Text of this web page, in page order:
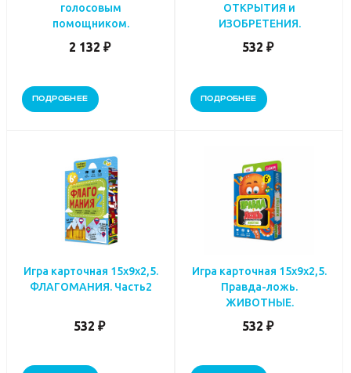
голосовым
помощником.
2 132 ₽
ПОДРОБНЕЕ
ОТКРЫТИЯ и
ИЗОБРЕТЕНИЯ.
532 ₽
ПОДРОБНЕЕ
Игра карточная 15х9х2,5.
ФЛАГОМАНИЯ. Часть2
532 ₽
Игра карточная 15х9х2,5.
Правда-ложь.
ЖИВОТНЫЕ.
532 ₽